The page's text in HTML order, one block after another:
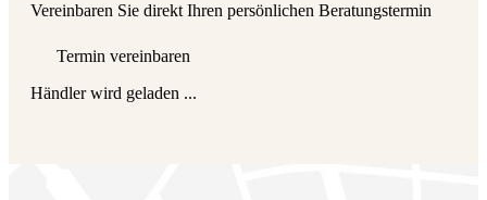
Vereinbaren Sie direkt Ihren persönlichen Beratungstermin
Termin vereinbaren
Händler wird geladen ...